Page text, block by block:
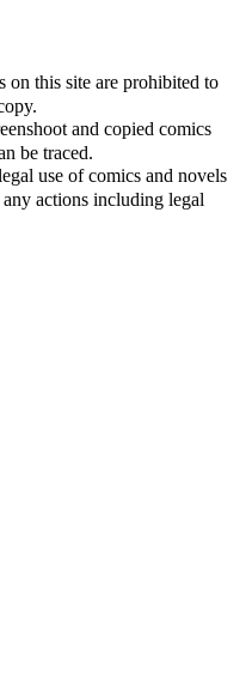
on this site are prohibited to
and copied comics
be traced.
use of comics and novels
actions including legal